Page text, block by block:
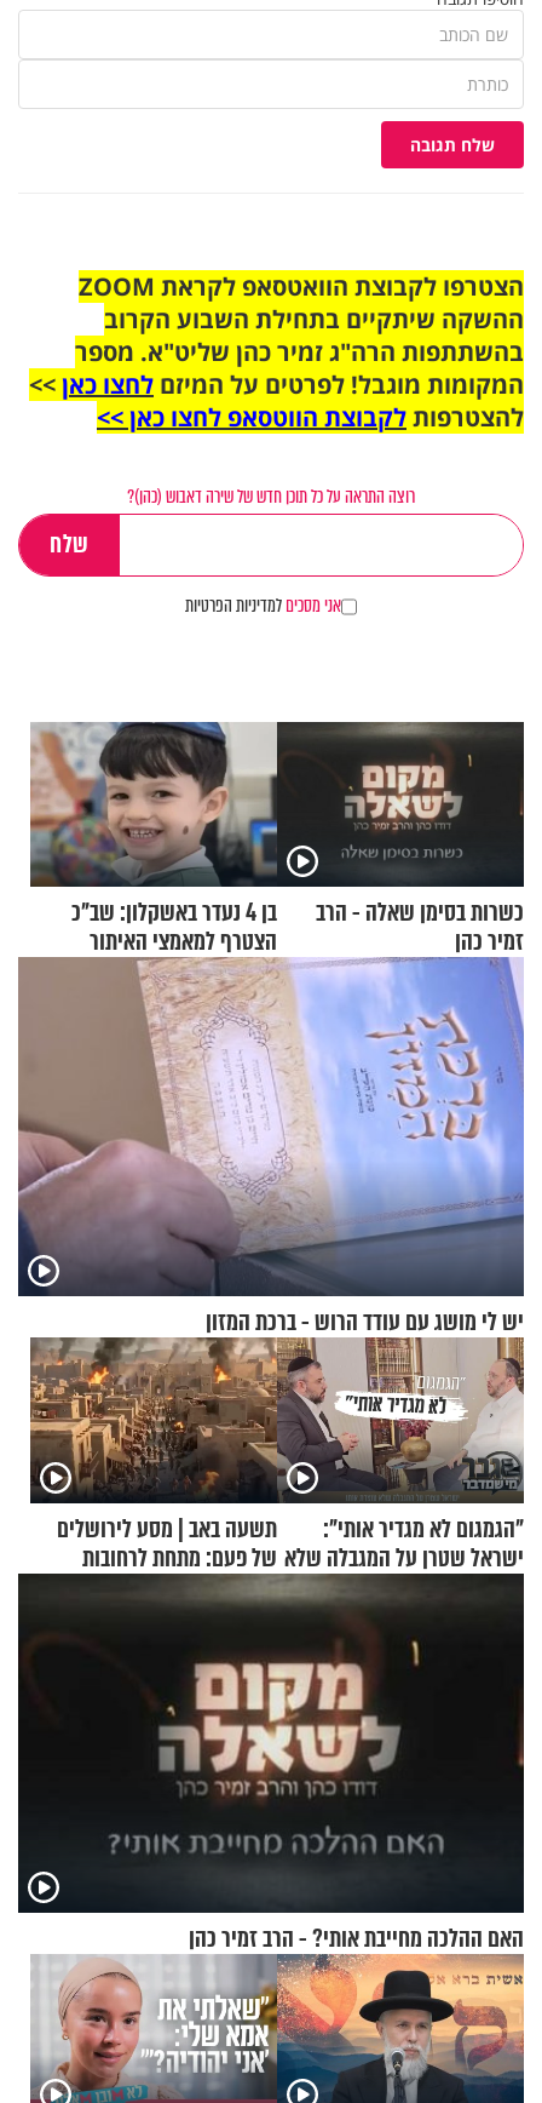
שלח תגובה
הצטרפו לקבוצת הוואטסאפ לקראת ZOOM
ההשקה שיתקיים בתחילת השבוע הקרוב
בהשתתפות הרה"ג זמיר כהן שליט"א. מספר
המקומות מוגבל! לפרטים על המיזם לחצו כאן>>
להצטרפותלקבוצת הווטסאפ לחצו כאן >>
רוצה התראה על כל תוכן חדש של שירה דאבוש (כהן)?
אני מסכיםלמדיניות הפרטיות
כשרות בסימן שאלה - הרב
זמיר כהן
בן 4 נעדר באשקלון: שב"כ
הצטרף למאמצי האיתור
יש לי מושג עם עודד הרוש - ברכת המזון
"הגמגום לא מגדיר אותי":
ישראל שטרן על המגבלה שלא
תשעה באב | מסע לירושלים
של פעם: מתחת לרחובות
ירושלים
האם ההלכה מחייבת אותי? - הרב זמיר כהן